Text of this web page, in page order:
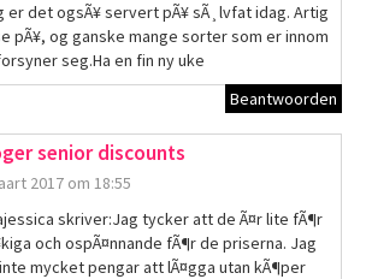
er det ogsÃ¥ servert pÃ¥ sÃ¸lvfat idag. Artig
pÃ¥, og ganske mange sorter som er innom
seg.Ha en fin ny uke
Beantwoorden
senior discounts
2017 om 18:55
skriver:Jag tycker att de Ã¤r lite fÃ¶r
och ospÃ¤nnande fÃ¶r de priserna. Jag
mycket pengar att lÃ¤gga utan kÃ¶per